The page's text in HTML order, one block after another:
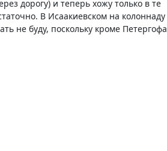
дорогу) и теперь хожу только в те
В Исаакиевском на колоннаду
не буду, поскольку кроме Петергофа